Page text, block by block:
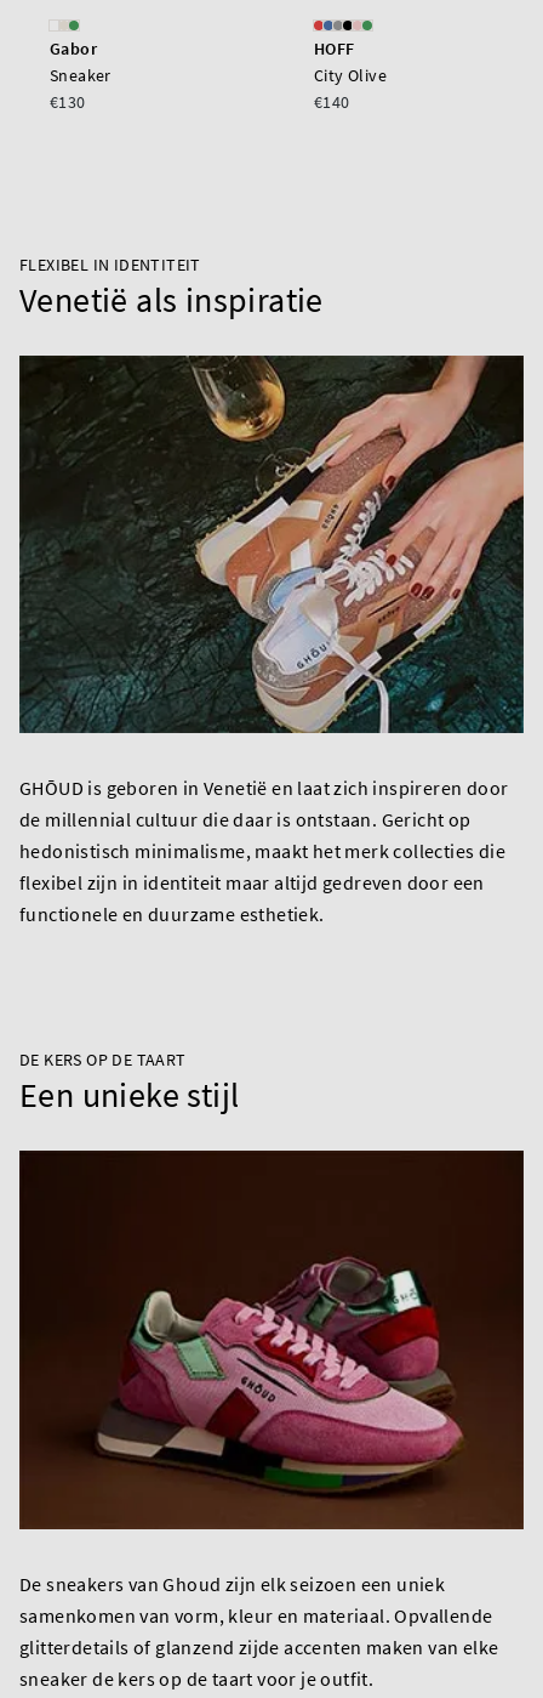
Gabor
Sneaker
€130
HOFF
City Olive
€140
FLEXIBEL IN IDENTITEIT
Venetië als inspiratie
GHŌUD is geboren in Venetië en laat zich inspireren door
de millennial cultuur die daar is ontstaan. Gericht op
hedonistisch minimalisme, maakt het merk collecties die
flexibel zijn in identiteit maar altijd gedreven door een
functionele en duurzame esthetiek.
DE KERS OP DE TAART
Een unieke stijl
De sneakers van Ghoud zijn elk seizoen een uniek
samenkomen van vorm, kleur en materiaal. Opvallende
glitterdetails of glanzend zijde accenten maken van elke
sneaker de kers op de taart voor je outfit.